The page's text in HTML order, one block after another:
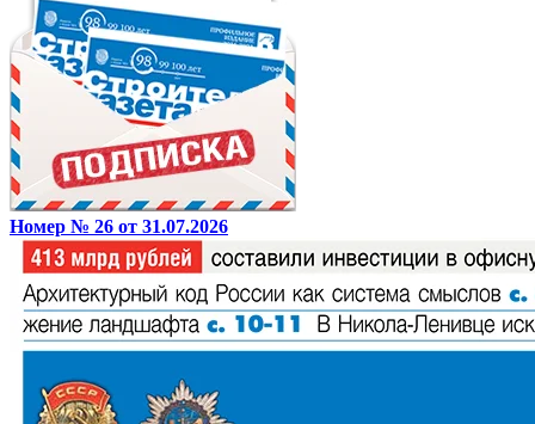
Номер № 26 от 31.07.2026